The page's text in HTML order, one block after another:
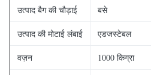
उत्पाद बैग की चौड़ाई बसे
उत्पाद की मोटाई लंबाई एडजस्टेबल
वज़न 1000 किग्रा